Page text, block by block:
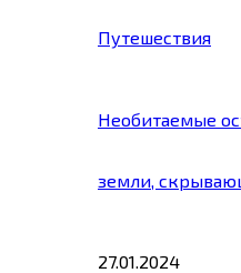
Путешествия
Необитаемые
земли,
27.01.2024